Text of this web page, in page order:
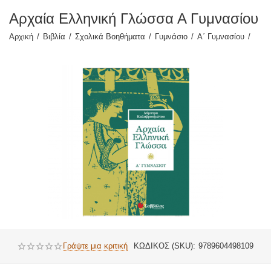
Αρχαία Ελληνική Γλώσσα Α Γυμνασίου
Αρχική / Βιβλία / Σχολικά Βοηθήματα / Γυμνάσιο / Α΄ Γυμνασίου /
Γράψτε μια κριτική ΚΩΔΙΚΟΣ (SKU): 9789604498109